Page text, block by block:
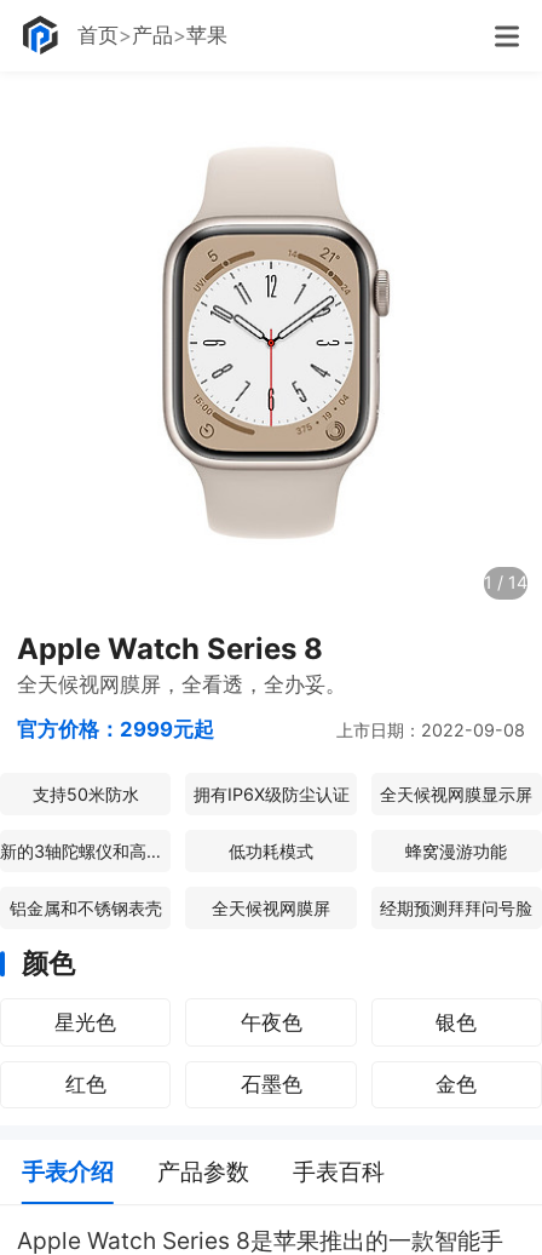
首页 产品 苹果
1 / 14
Apple Watch Series 8
全天候视网膜屏，全看透，全办妥。
官方价格： 2999元起 上市日期：2022-09-08
支持50米防水 拥有IP6X级防尘认证 全天候视网膜显示屏
新的3轴陀螺仪和高g力加速度计 低功耗模式 蜂窝漫游功能
铝金属和不锈钢表壳 全天候视网膜屏 经期预测拜拜问号脸
颜色
星光色 午夜色 银色
红色 石墨色 金色
手表介绍 产品参数 手表百科
Apple Watch Series 8是苹果推出的一款智能手